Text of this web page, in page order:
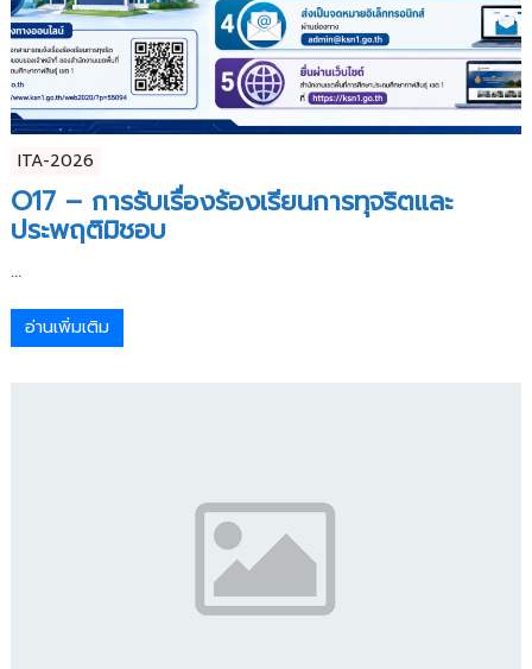
ITA-2026
O17 – การรับเรื่องร้องเรียนการทุจริตและ
ประพฤติมิชอบ
...
อ่านเพิ่มเติม